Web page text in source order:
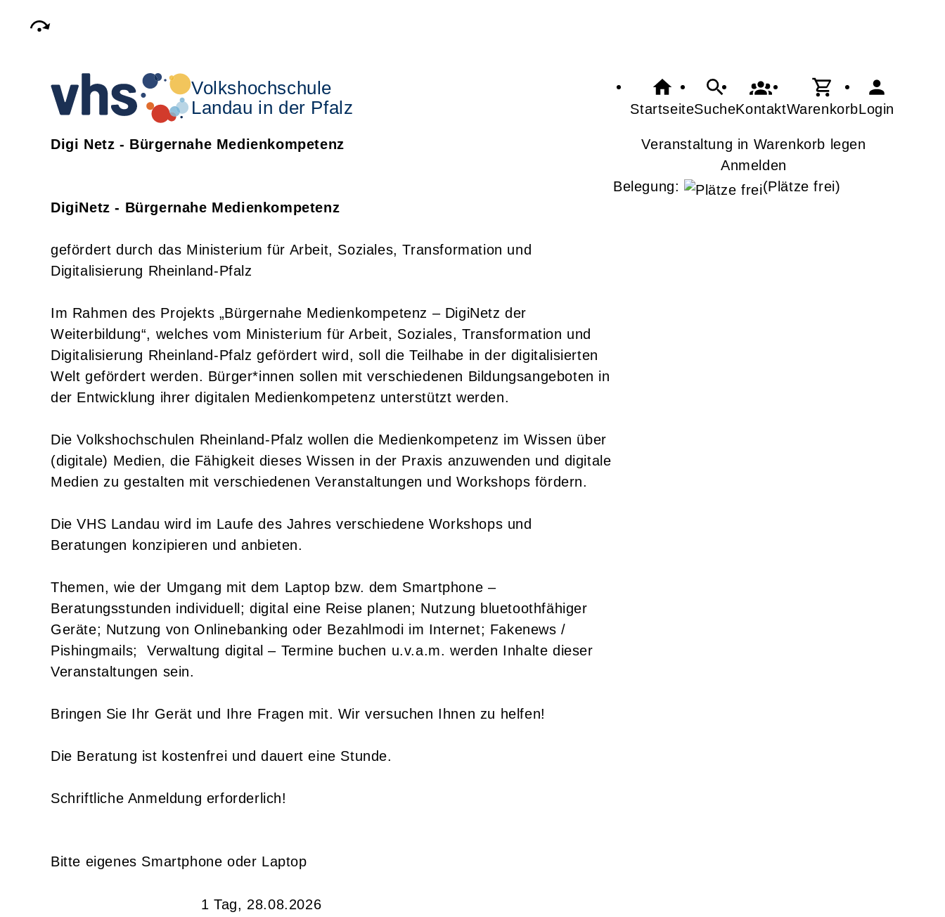
Volkshochschule
Landau in der Pfalz
StartseiteSucheKontaktWarenkorbLogin
Digi Netz - Bürgernahe Medienkompetenz
DigiNetz - Bürgernahe Medienkompetenz
gefördert durch das Ministerium für Arbeit, Soziales, Transformation und
Digitalisierung Rheinland-Pfalz
Im Rahmen des Projekts „Bürgernahe Medienkompetenz – DigiNetz der
Weiterbildung“, welches vom Ministerium für Arbeit, Soziales, Transformation und
Digitalisierung Rheinland-Pfalz gefördert wird, soll die Teilhabe in der digitalisierten
Welt gefördert werden. Bürger*innen sollen mit verschiedenen Bildungsangeboten in
der Entwicklung ihrer digitalen Medienkompetenz unterstützt werden.
Die Volkshochschulen Rheinland-Pfalz wollen die Medienkompetenz im Wissen über
(digitale) Medien, die Fähigkeit dieses Wissen in der Praxis anzuwenden und digitale
Medien zu gestalten mit verschiedenen Veranstaltungen und Workshops fördern.
Die VHS Landau wird im Laufe des Jahres verschiedene Workshops und
Beratungen konzipieren und anbieten.
Themen, wie der Umgang mit dem Laptop bzw. dem Smartphone –
Beratungsstunden individuell; digital eine Reise planen; Nutzung bluetoothfähiger
Geräte; Nutzung von Onlinebanking oder Bezahlmodi im Internet; Fakenews /
Pishingmails; Verwaltung digital – Termine buchen u.v.a.m. werden Inhalte dieser
Veranstaltungen sein.
Bringen Sie Ihr Gerät und Ihre Fragen mit. Wir versuchen Ihnen zu helfen!
Die Beratung ist kostenfrei und dauert eine Stunde.
Schriftliche Anmeldung erforderlich!
Bitte eigenes Smartphone oder Laptop
1 Tag, 28.08.2026
Veranstaltung in Warenkorb legen
Anmelden
Belegung:
(Plätze frei)